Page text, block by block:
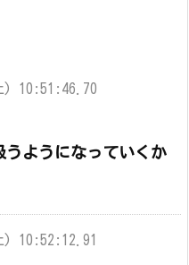
) 10:51:46.70
うようになっていくか
) 10:52:12.91